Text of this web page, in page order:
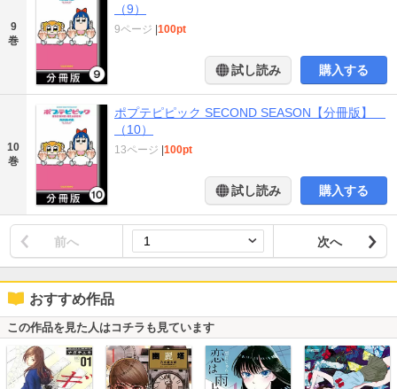
9
巻
（9）
9ページ 100pt
試し読み 購入する
10
巻
ポプテピピック SECOND SEASON【分冊版】
（10）
13ページ 100pt
試し読み 購入する
前へ 次へ
おすすめ作品
この作品を見た人はコチラも見ています